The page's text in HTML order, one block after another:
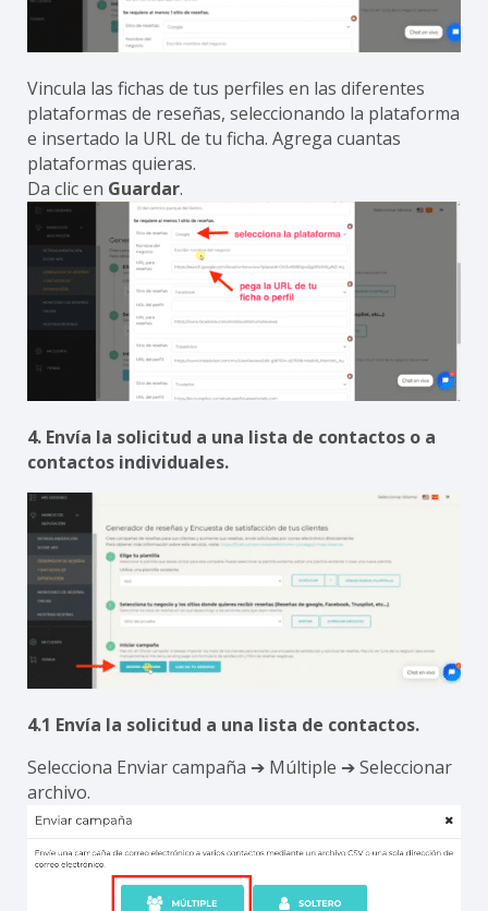
Vincula las fichas de tus perfiles en las diferentes
plataformas de reseñas, seleccionando la plataforma
e insertado la URL de tu ficha. Agrega cuantas
plataformas quieras.
Da clic en Guardar.
4. Envía la solicitud a una lista de contactos o a
contactos individuales.
4.1 Envía la solicitud a una lista de contactos.
Selecciona Enviar campaña ➔ Múltiple ➔ Seleccionar
archivo.